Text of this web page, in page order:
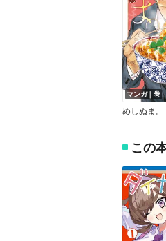
マンガ｜巻
めしぬま。
この